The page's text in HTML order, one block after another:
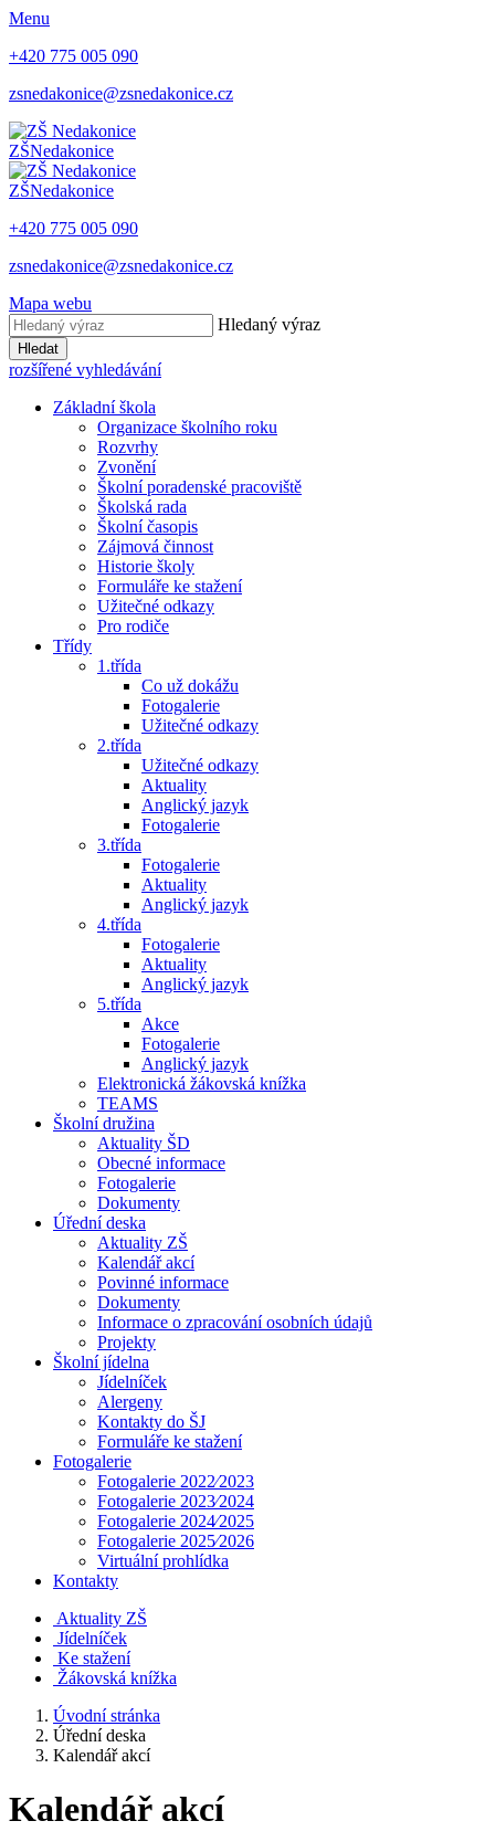
Menu
+420 775 005 090
zsnedakonice@zsnedakonice.cz
ZŠNedakonice
ZŠNedakonice
+420 775 005 090
zsnedakonice@zsnedakonice.cz
Mapa webu
Hledaný výraz
Hledat
rozšířené vyhledávání
Základní škola
Organizace školního roku
Rozvrhy
Zvonění
Školní poradenské pracoviště
Školská rada
Školní časopis
Zájmová činnost
Historie školy
Formuláře ke stažení
Užitečné odkazy
Pro rodiče
Třídy
1.třída
Co už dokážu
Fotogalerie
Užitečné odkazy
2.třída
Užitečné odkazy
Aktuality
Anglický jazyk
Fotogalerie
3.třída
Fotogalerie
Aktuality
Anglický jazyk
4.třída
Fotogalerie
Aktuality
Anglický jazyk
5.třída
Akce
Fotogalerie
Anglický jazyk
Elektronická žákovská knížka
TEAMS
Školní družina
Aktuality ŠD
Obecné informace
Fotogalerie
Dokumenty
Úřední deska
Aktuality ZŠ
Kalendář akcí
Povinné informace
Dokumenty
Informace o zpracování osobních údajů
Projekty
Školní jídelna
Jídelníček
Alergeny
Kontakty do ŠJ
Formuláře ke stažení
Fotogalerie
Fotogalerie 2022⁄2023
Fotogalerie 2023⁄2024
Fotogalerie 2024⁄2025
Fotogalerie 2025⁄2026
Virtuální prohlídka
Kontakty
Aktuality ZŠ
Jídelníček
Ke stažení
Žákovská knížka
Úvodní stránka
Úřední deska
Kalendář akcí
Kalendář akcí